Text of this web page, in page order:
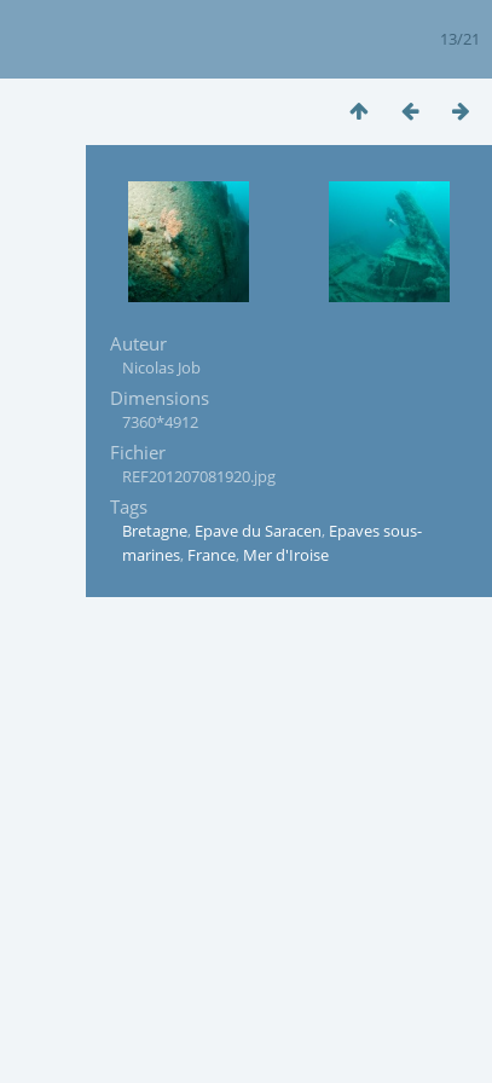
13/21
Auteur
Nicolas Job
Dimensions
7360*4912
Fichier
REF201207081920.jpg
Tags
Bretagne, Epave du Saracen, Epaves sous-
marines, France, Mer d'Iroise